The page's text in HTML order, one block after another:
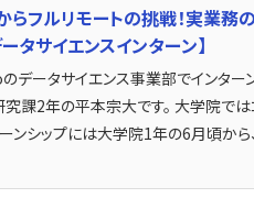
らフルリモートの挑戦！実業務
ータサイエンスインターン】
データサイエンス事業部でインタ
課2年の平本宗大です。 大学院では
ンシップには大学院1年の6月頃か